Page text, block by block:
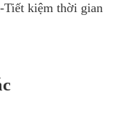
Tiết kiệm thời gian